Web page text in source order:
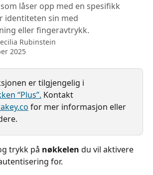
låser opp med en spesifikk
identiteten sin med
eller fingeravtrykk.
Rubinstein
2025
er tilgjengelig i
“Plus”. Kontakt
for mer informasjon eller
trykk på nøkkelen du vil aktivere
for.